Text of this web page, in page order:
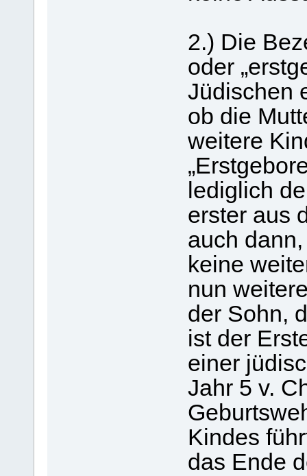
2.) Die
oder
Jüdischen
ob die
weitere
lediglich
erster aus
auch
keine
nun
der Sohn,
ist der
einer
Jahr 5 v.
Kindes
das Ende